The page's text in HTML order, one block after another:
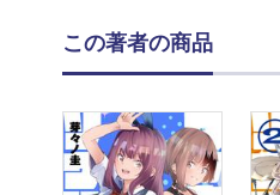
この著者の商品